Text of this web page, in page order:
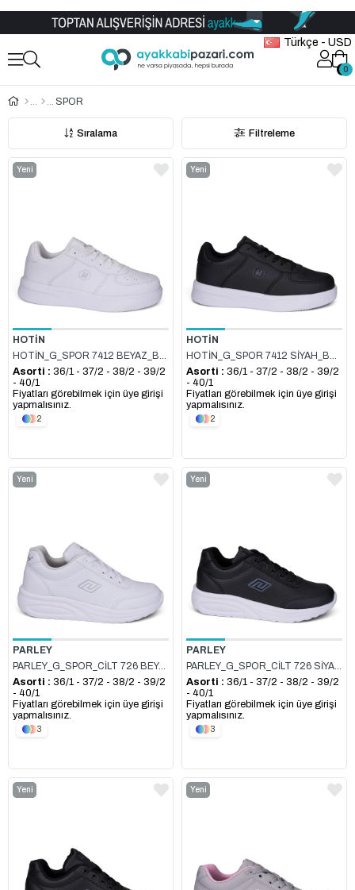
Türkçe - USD
00
SPOR
Filtreleme
Sıralama
HOTİN
HOTİN_G_SPOR 7412 BEYAZ_BEYAZ
Yeni
Asorti : 36/1 - 37/2 - 38/2 - 39/2
- 40/1
Fiyatları görebilmek için üye girişi
yapmalısınız.
2
HOTİN
HOTİN_G_SPOR 7412 SİYAH_BEYAZ
Yeni
Asorti : 36/1 - 37/2 - 38/2 - 39/2
- 40/1
Fiyatları görebilmek için üye girişi
yapmalısınız.
2
PARLEY
PARLEY_G_SPOR_CİLT 726 BEYAZ_GÜMÜŞ
Yeni
Asorti : 36/1 - 37/2 - 38/2 - 39/2
- 40/1
Fiyatları görebilmek için üye girişi
yapmalısınız.
3
PARLEY
Yeni
Asorti : 36/1 - 37/2 - 38/2 - 39/2
- 40/1
Fiyatları görebilmek için üye girişi
yapmalısınız.
3
Yeni
Yeni